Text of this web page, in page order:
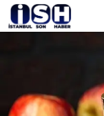
için 1 milyar
dışı alana